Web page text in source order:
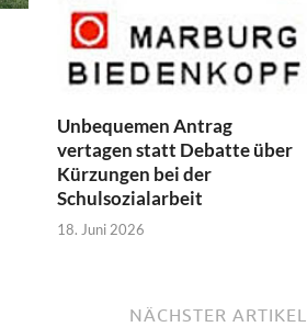
Unbequemen Antrag
vertagen statt Debatte über
Kürzungen bei der
Schulsozialarbeit
18. Juni 2026
NÄCHSTER ARTIKEL